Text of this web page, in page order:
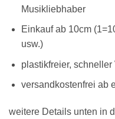
Musikliebhaber
Einkauf ab 10cm
usw.)
plastikfreier, schneller
versandkostenfrei ab
weitere Details unten in